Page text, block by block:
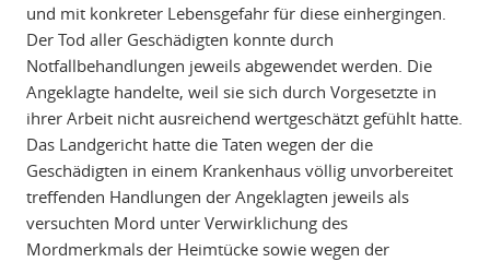
und mit konkreter Lebensgefahr für diese einhergingen.
Der Tod aller Geschädigten konnte durch
Notfallbehandlungen jeweils abgewendet werden. Die
Angeklagte handelte, weil sie sich durch Vorgesetzte in
ihrer Arbeit nicht ausreichend wertgeschätzt gefühlt hatte.
Das Landgericht hatte die Taten wegen der die
Geschädigten in einem Krankenhaus völlig unvorbereitet
treffenden Handlungen der Angeklagten jeweils als
versuchten Mord unter Verwirklichung des
Mordmerkmals der Heimtücke sowie wegen der